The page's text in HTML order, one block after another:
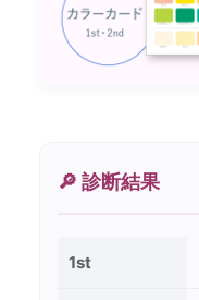
🔎 診断結果
1st